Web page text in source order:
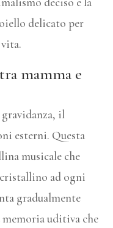
delicato per
mamma e
il
esterni. Questa
musicale che
ad ogni
gradualmente
memoria uditiva che